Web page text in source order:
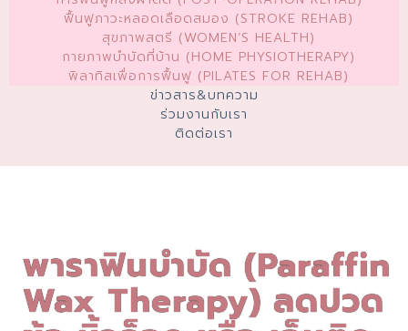
ฟื้นฟูภาวะหลอดเลือดสมอง (STROKE REHAB)
สุขภาพสตรี (WOMEN’S HEALTH)
กายภาพบำบัดที่บ้าน (HOME PHYSIOTHERAPY)
พิลาทิสเพื่อการฟื้นฟู (PILATES FOR REHAB)
ข่าวสาร&บทความ
ร่วมงานกับเรา
ติดต่อเรา
พาราฟินบำบัด (Paraffin
Wax Therapy) ลดปวด